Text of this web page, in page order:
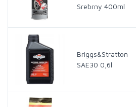
Srebrny 400ml
Briggs&Stratton
SAE30 0,6l